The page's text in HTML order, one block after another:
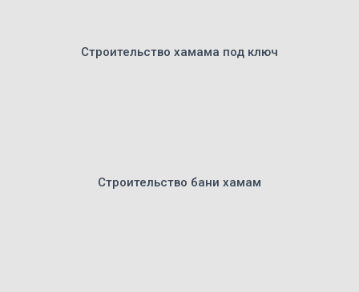
Строительство хамама под ключ
Строительство бани хамам